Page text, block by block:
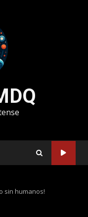
sin humanos!